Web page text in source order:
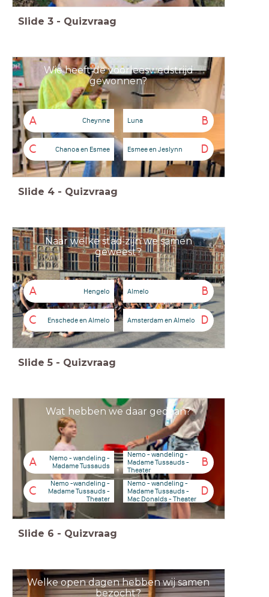
Slide 3 - Quizvraag
Wie heeft de voorleeswedstrijd
gewonnen?
A Cheynne B
Luna
C Chanoa en Esmee D
Esmee en Jeslynn
Slide 4 - Quizvraag
Naar welke stad zijn we samen
geweest?
A Hengelo B
Almelo
C Enschede en Almelo D
Amsterdam en Almelo
Slide 5 - Quizvraag
Wat hebben we daar gedaan?
A
Nemo - wandeling -
Madame Tussauds
B
Nemo - wandeling -
Madame Tussauds -
Theater
C
Nemo -wandeling -
Madame Tussauds -
Theater
D
Nemo - wandeling -
Madame Tussauds -
Mac Donalds - Theater
Slide 6 - Quizvraag
Welke open dagen hebben wij samen
bezocht?